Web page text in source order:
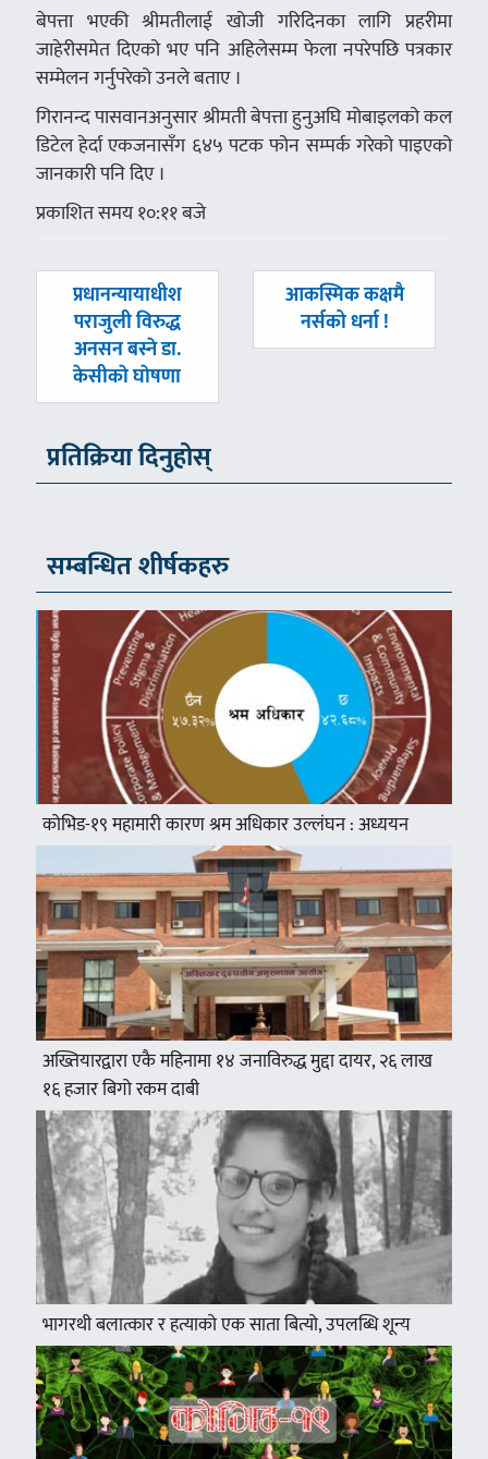
बेपत्ता भएकी श्रीमतीलाई खोजी गरिदिनका लागि प्रहरीमा
जाहेरीसमेत दिएको भए पनि अहिलेसम्म फेला नपरेपछि पत्रकार
सम्मेलन गर्नुपरेको उनले बताए ।
गिरानन्द पासवानअनुसार श्रीमती बेपत्ता हुनुअघि मोबाइलको कल
डिटेल हेर्दा एकजनासँग ६४५ पटक फोन सम्पर्क गरेको पाइएको
जानकारी पनि दिए ।
प्रकाशित समय १०:११ बजे
पछिल्लाे
-
प्रधानन्यायाधीश
पराजुली विरुद्ध
अनसन बस्ने डा.
केसीकाे घाेषणा
अघिल्लाे
आकस्मिक कक्षमै
नर्सको धर्ना !
प्रतिक्रिया दिनुहोस्
सम्बन्धित शीर्षकहरु
कोभिड-१९ महामारी कारण श्रम अधिकार उल्लंघन : अध्ययन
अख्तियारद्वारा एकै महिनामा १४ जनाविरुद्ध मुद्दा दायर, २६ लाख
१६ हजार बिगो रकम दाबी
भागरथी बलात्कार र हत्याको एक साता बित्यो, उपलब्धि शून्य